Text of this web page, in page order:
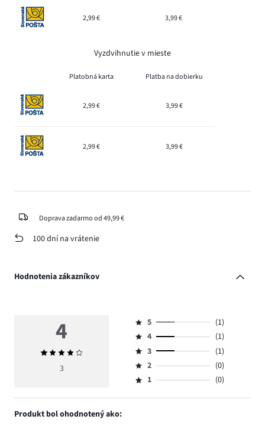
2,99 € 3,99 €
Vyzdvihnutie v mieste
Platobná karta Platba na dobierku
2,99 € 3,99 €
2,99 € 3,99 €
Doprava zadarmo od 49,99 €
100 dní na vrátenie
Hodnotenia zákazníkov
4
Priemerné
hodnotenie
3
Hodnotenie
5,
počet
hlasov
1.
5
(1)
Hodnotenie
4,
počet
hlasov
4
(1)
Hodnotenie
3,
počet
3
(1)
Hodnotenie
2,
2
(0)
Hodnotenie
1,
1 (0)
Produkt bol ohodnotený ako: